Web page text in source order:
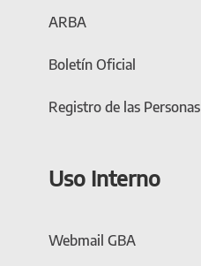
ARBA
Boletín Oficial
Registro de las Personas
Uso Interno
Webmail GBA